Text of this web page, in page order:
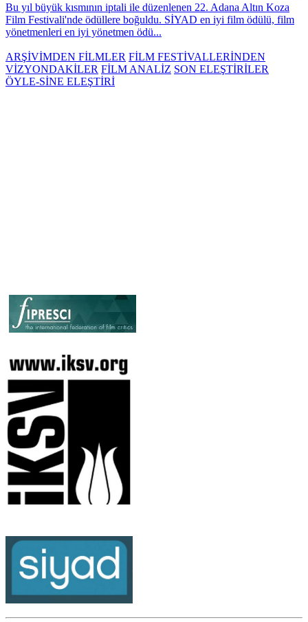
Bu yıl büyük kısmının iptali ile düzenlenen 22. Adana Altın Koza
Film Festivali'nde ödüllere boğuldu. SİYAD en iyi film ödülü, film
yönetmenleri en iyi yönetmen ödü...
ARŞİVİMDEN FİLMLER FİLM FESTİVALLERİNDEN
VİZYONDAKİLER FİLM ANALİZ SON ELEŞTİRİLER
ÖYLE-SİNE ELEŞTİRİ